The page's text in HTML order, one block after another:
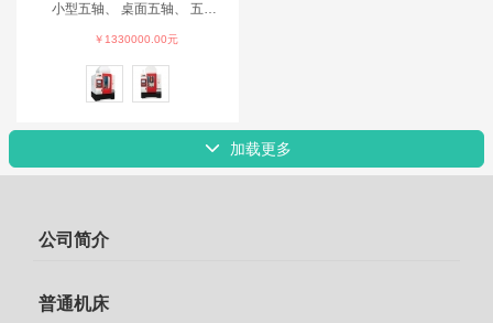
小型五轴、 桌面五轴、 五轴教育加工中心、 教育机床、 五轴仿真、
￥1330000.00元
加载更多
公司简介
普通机床